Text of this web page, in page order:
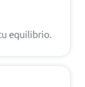
equilibrio.